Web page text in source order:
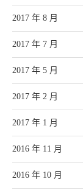
2017 年 8 月
2017 年 7 月
2017 年 5 月
2017 年 2 月
2017 年 1 月
2016 年 11 月
2016 年 10 月